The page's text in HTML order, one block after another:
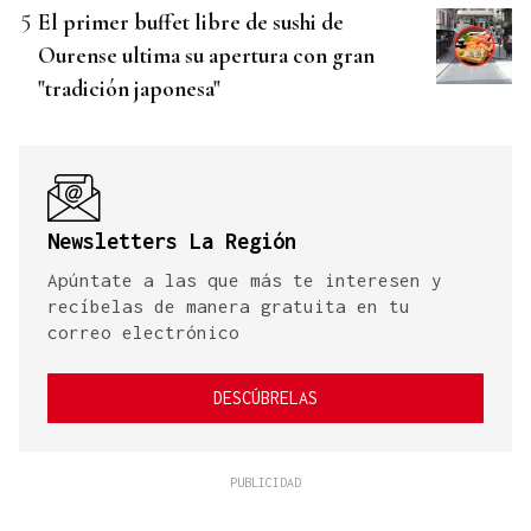
El primer buffet libre de sushi de
Ourense ultima su apertura con gran
"tradición japonesa"
Newsletters La Región
Apúntate a las que más te interesen y
recíbelas de manera gratuita en tu
correo electrónico
DESCÚBRELAS